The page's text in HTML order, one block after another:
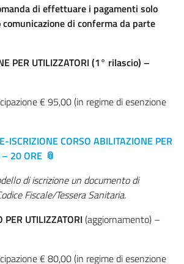
di effettuare i pagamenti solo
di conferma da parte
PER UTILIZZATORI (1° rilascio) –
€ 95,00 (in regime di esenzione
ISCRIZIONE CORSO ABILITAZIONE PER
– 20 ORE
di iscrizione un documento di
Fiscale/Tessera Sanitaria.
PER UTILIZZATORI (aggiornamento) –
€ 80,00 (in regime di esenzione